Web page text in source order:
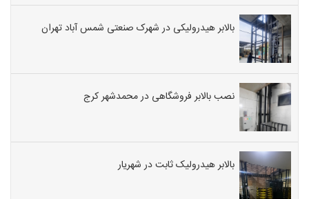
بالابر هیدرولیکی در شهرک صنعتی شمس آباد تهران
نصب بالابر فروشگاهی در محمدشهر کرج
بالابر هیدرولیک ثابت در شهریار